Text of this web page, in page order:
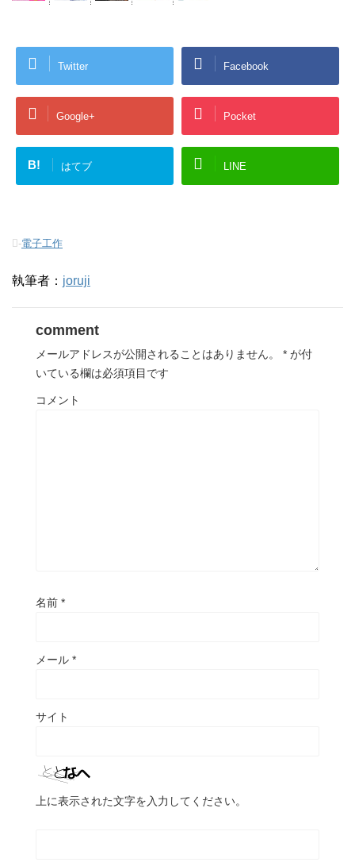
Twitter Facebook
Google+ Pocket
B! はてブ LINE
-電子工作
執筆者： joruji
comment
メールアドレスが公開されることはありません。 * が付
いている欄は必須項目です
コメント
名前 *
メール *
サイト
上に表示された文字を入力してください。